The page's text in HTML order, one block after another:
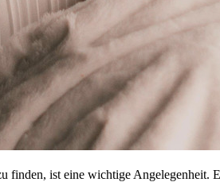
finden, ist eine wichtige